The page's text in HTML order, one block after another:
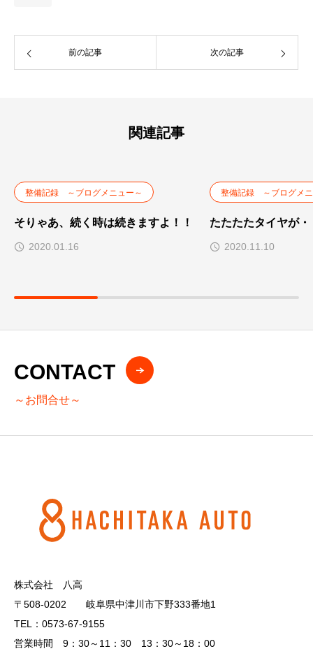
前の記事 次の記事
関連記事
整備記録 ～ブログメニュー～
そりゃあ、続く時は続きますよ！！
2020.01.16
整備記録 ～ブログメ
たたたたタイヤが・
2020.11.10
CONTACT
～お問合せ～
株式会社 八高
〒508-0202 岐阜県中津川市下野333番地1
TEL：0573-67-9155
営業時間 9：30～11：30 13：30～18：00